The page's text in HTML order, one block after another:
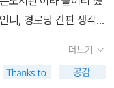
아하는 판타지 공포 장
킹의 단편집. 책에
는 생각이 들었습니
북 / 2008년 1월 / 296
음이 무거워지면서 살
고 싶어서 '피티 이야
니, 경로당 간판 생각하
야, 어른 책이 더 많
하게 만들어야지!!'전
더보기